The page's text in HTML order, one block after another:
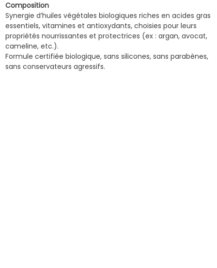
Composition
Synergie d’huiles végétales biologiques riches en acides gras
essentiels, vitamines et antioxydants, choisies pour leurs
propriétés nourrissantes et protectrices (ex : argan, avocat,
cameline, etc.).
Formule certifiée biologique, sans silicones, sans parabènes,
sans conservateurs agressifs.